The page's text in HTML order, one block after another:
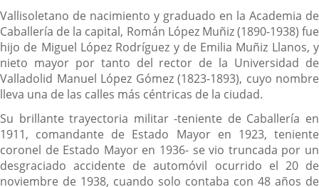
Vallisoletano de nacimiento y graduado en la Academia de
Caballería de la capital, Román López Muñiz (1890-1938) fue
hijo de Miguel López Rodríguez y de Emilia Muñiz Llanos, y
nieto mayor por tanto del rector de la Universidad de
Valladolid Manuel López Gómez (1823-1893), cuyo nombre
lleva una de las calles más céntricas de la ciudad.
Su brillante trayectoria militar -teniente de Caballería en
1911, comandante de Estado Mayor en 1923, teniente
coronel de Estado Mayor en 1936- se vio truncada por un
desgraciado accidente de automóvil ocurrido el 20 de
noviembre de 1938, cuando solo contaba con 48 años de